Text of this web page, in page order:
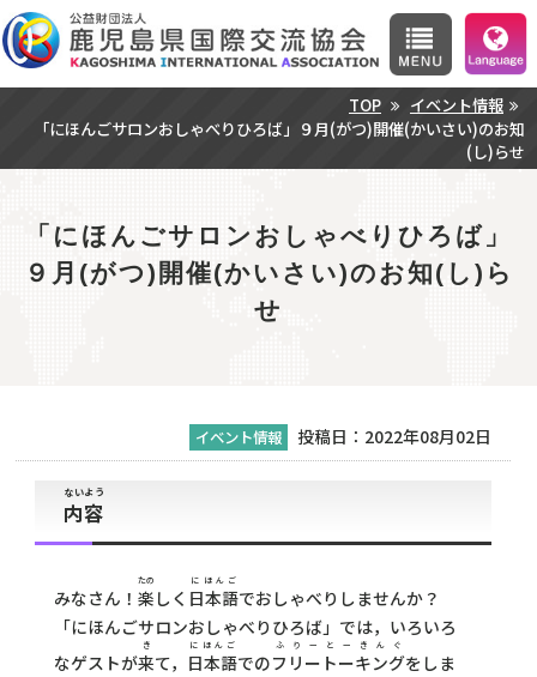
TOP
イベント情報
「にほんごサロンおしゃべりひろば」９月(がつ)開催(かいさい)のお知
(し)らせ
「にほんごサロンおしゃべりひろば」
９月(がつ)開催(かいさい)のお知(し)ら
せ
イベント情報 投稿日：2022年08月02日
内容
ないよう
みなさん！楽
たの
しく 日本語
にほんご
でおしゃべりしませんか？
「にほんごサロンおしゃべりひろば」では，いろいろ
なゲストが来
き
て， 日本語
にほんご
でのフリートーキング
ふりーとーきんぐ
をしま